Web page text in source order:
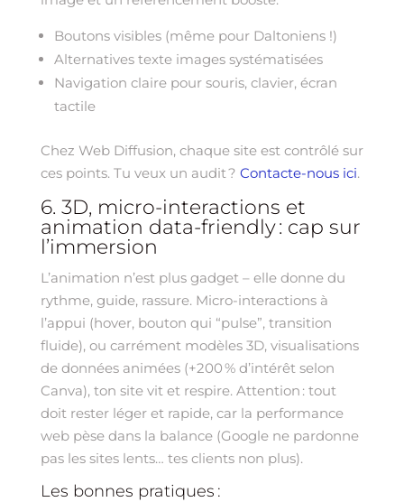
Boutons visibles (même pour Daltoniens !)
Alternatives texte images systématisées
Navigation claire pour souris, clavier, écran
tactile
Chez Web Diffusion, chaque site est contrôlé sur
ces points. Tu veux un audit ? Contacte-nous ici.
6. 3D, micro-interactions et
animation data-friendly : cap sur
l’immersion
L’animation n’est plus gadget – elle donne du
rythme, guide, rassure. Micro-interactions à
l’appui (hover, bouton qui “pulse”, transition
fluide), ou carrément modèles 3D, visualisations
de données animées (+200 % d’intérêt selon
Canva), ton site vit et respire. Attention : tout
doit rester léger et rapide, car la performance
web pèse dans la balance (Google ne pardonne
pas les sites lents… tes clients non plus).
Les bonnes pratiques :